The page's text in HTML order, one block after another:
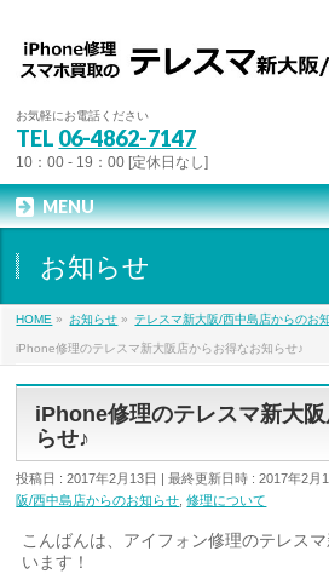
お気軽にお電話ください
TEL 06-4862-7147
10：00 - 19：00 [定休日なし]
MENU
お知らせ
HOME » お知らせ » テレスマ新大阪/西中島店からのお
iPhone修理のテレスマ新大阪店からお得なお知らせ♪
iPhone修理のテレスマ新大
らせ♪
投稿日 : 2017年2月13日 最終更新日時 : 2017年2月
阪/西中島店からのお知らせ ,修理について
こんばんは、アイフォン修理のテレス
います！